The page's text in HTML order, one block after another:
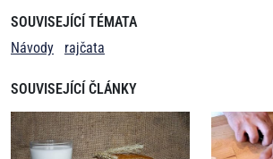
SOUVISEJÍCÍ TÉMATA
Návody
rajčata
SOUVISEJÍCÍ ČLÁNKY